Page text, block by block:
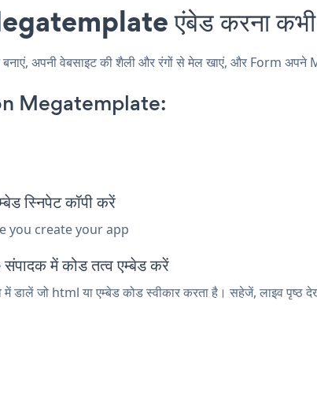
एंबेड करना कभी
अपनी वेबसाइट की शैली और रंगों से मेल खाएं, और Form अपने
Megatemplate:
स्निपेट कॉपी करें
you create your app
में कोड तत्व एम्बेड करें
जो html या एम्बेड कोड स्वीकार करता है। सहेजें, लाइव पृष्ठ